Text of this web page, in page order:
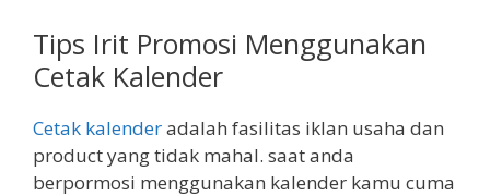
Tips Irit Promosi Menggunakan
Cetak Kalender
Cetak kalenderadalah fasilitas iklan usaha dan
product yang tidak mahal. saat anda
berpormosi menggunakan kalender kamu cuma